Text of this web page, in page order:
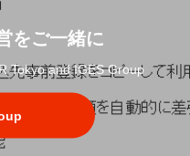
をご一緒に
Tokyo and IGES Group